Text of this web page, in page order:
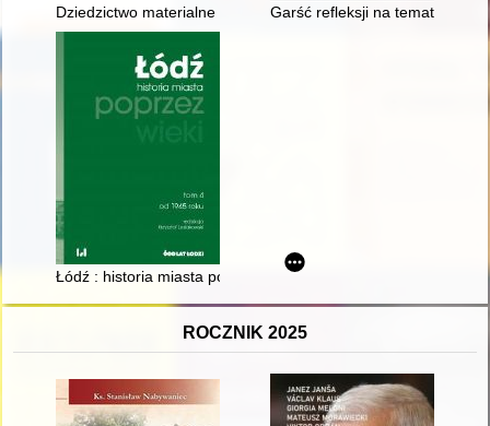
Dziedzictwo materialne i niematerialne ludności mazurskiej w
Garść refleksji na temat
Łódź : historia miasta poprzez wieki. T. 4,
ROCZNIK 2025